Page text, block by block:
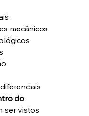
mecânicos
do
ser vistos